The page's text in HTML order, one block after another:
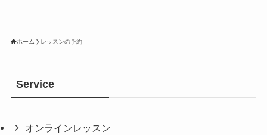
ホーム レッスンの予約
Service
オンラインレッスン